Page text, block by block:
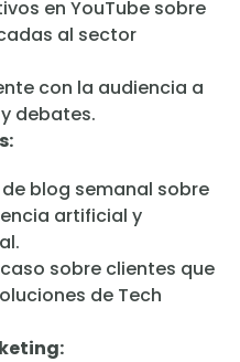
en YouTube sobre
al sector
con la audiencia a
debates.
blog semanal sobre
artificial y
sobre clientes que
de Tech